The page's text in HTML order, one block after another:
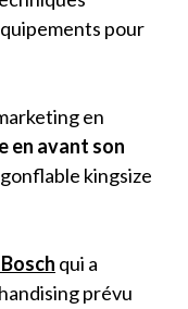
pour
en
en avant son
kingsize
qui a
prévu